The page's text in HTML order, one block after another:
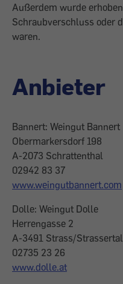
Außerdem wurde
Schraubverschluss oder
waren.
Anbieter
Bannert: Weingut Bannert
Obermarkersdorf 198
A-2073 Schrattenthal
02942 83 37
www.weingutbannert.com
Dolle: Weingut Dolle
Herrengasse 2
A-3491 Strass/Strassertal
02735 23 26
www.dolle.at